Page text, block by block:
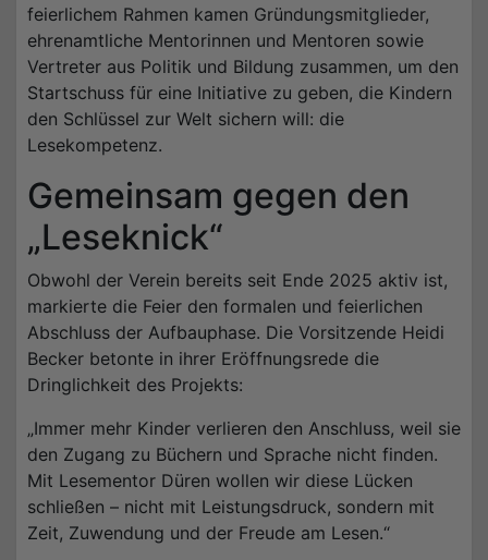
feierlichem Rahmen kamen Gründungsmitglieder,
ehrenamtliche Mentorinnen und Mentoren sowie
Vertreter aus Politik und Bildung zusammen, um den
Startschuss für eine Initiative zu geben, die Kindern
den Schlüssel zur Welt sichern will: die
Lesekompetenz.
Gemeinsam gegen den
„Leseknick“
Obwohl der Verein bereits seit Ende 2025 aktiv ist,
markierte die Feier den formalen und feierlichen
Abschluss der Aufbauphase. Die Vorsitzende Heidi
Becker betonte in ihrer Eröffnungsrede die
Dringlichkeit des Projekts:
„Immer mehr Kinder verlieren den Anschluss, weil sie
den Zugang zu Büchern und Sprache nicht finden.
Mit Lesementor Düren wollen wir diese Lücken
schließen – nicht mit Leistungsdruck, sondern mit
Zeit, Zuwendung und der Freude am Lesen.“